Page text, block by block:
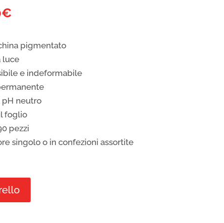
€
pigmentato
luce
e indeformabile
pH neutro
foglio
pezzi
singolo o in confezioni assortite